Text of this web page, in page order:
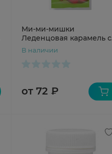
Ми-ми-мишки
Леденцовая карамель с
цинком и витамином С
В наличии
от 72 ₽